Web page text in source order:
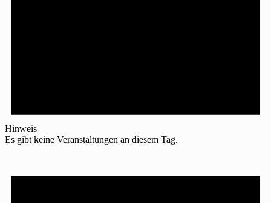
Hinweis
Es gibt keine Veranstaltungen an diesem Tag.